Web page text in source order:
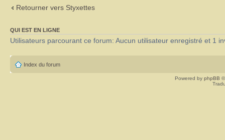
Retourner vers Styxettes
QUI EST EN LIGNE
Utilisateurs parcourant ce forum: Aucun utilisateur enregistré et 1
Index du forum
Powered by phpBB